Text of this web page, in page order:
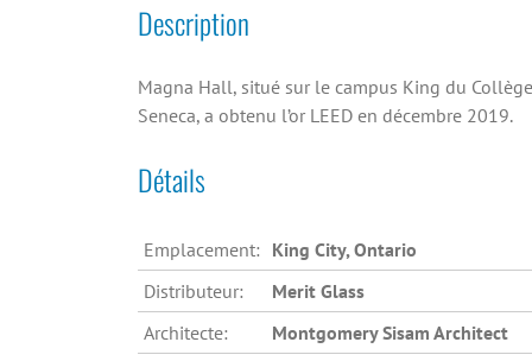
Description
Magna Hall, situé sur le campus King du Collège
Seneca, a obtenu l’or LEED en décembre 2019.
Détails
Emplacement: King City, Ontario
Distributeur:
Merit Glass
Architecte:
Montgomery Sisam Architect